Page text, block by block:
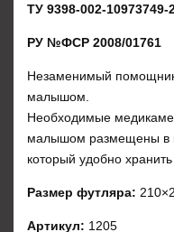
ТУ 9398-002-10973749-
РУ №ФСР 2008/01761
Незаменимый
малышом.
Необходимые
малышом размещены в
который удобно
Размер футляра:
Артикул: 1205